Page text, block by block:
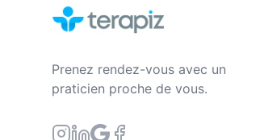
Prenez rendez-vous avec un
praticien proche de vous.